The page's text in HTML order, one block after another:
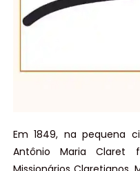
Em 1849, na pequena
Antônio Maria Claret